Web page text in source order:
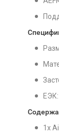
1x